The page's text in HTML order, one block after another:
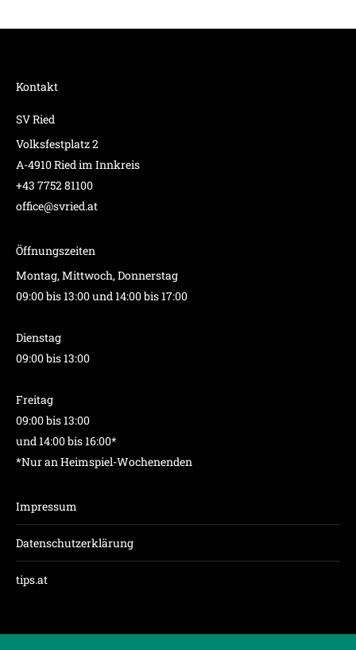
Kontakt
SV Ried
Volksfestplatz 2
A-4910 Ried im Innkreis
+43 7752 81100
office@svried.at
Öffnungszeiten
Montag, Mittwoch, Donnerstag
09:00 bis 13:00 und 14:00 bis 17:00
Dienstag
09:00 bis 13:00
Freitag
09:00 bis 13:00
und 14:00 bis 16:00*
*Nur an Heimspiel-Wochenenden
Impressum
Datenschutzerklärung
tips.at